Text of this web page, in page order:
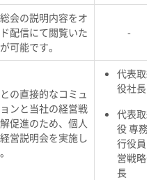
会の説明内容をオ
配信にて閲覧いた
可能です。
-
の直接的なコミュ
ンと当社の経営戦
促進のため、個人
営説明会を実施し
代表取締
役社長
代表取締
役 専務執
行役員 経
営戦略部
長